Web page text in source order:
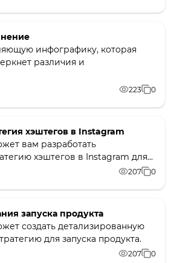
инфографику, которая
различия и
223 0
хэштегов в Instagram
вам разработать
хэштегов в Instagram для...
207 0
запуска продукта
создать детализированную
для запуска продукта.
207 0